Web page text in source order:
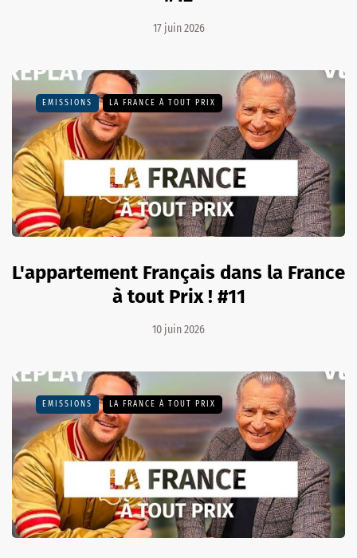
17 juin 2026
EMISSIONS LA FRANCE À TOUT PRIX
L'appartement Français dans la France
à tout Prix ! #11
10 juin 2026
EMISSIONS LA FRANCE À TOUT PRIX